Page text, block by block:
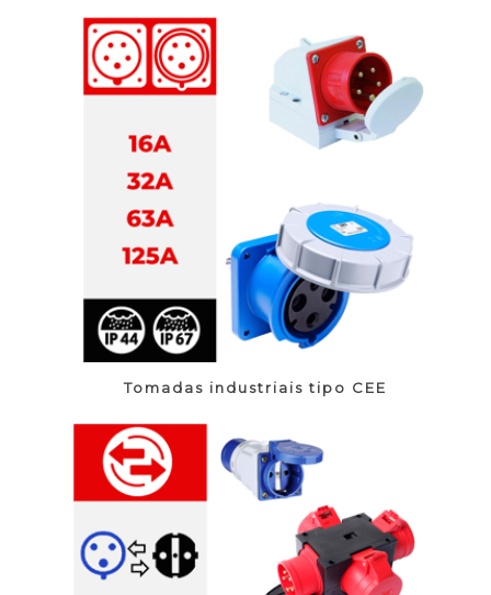
Tomadas industriais tipo CEE